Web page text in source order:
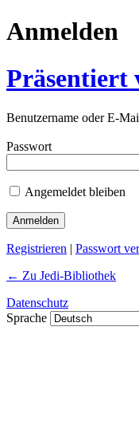
Anmelden
Präsentiert
Benutzername oder E-
Passwort
Angemeldet bleiben
Registrieren | Passwort
← Zu Jedi-Bibliothek
Datenschutz
Sprache